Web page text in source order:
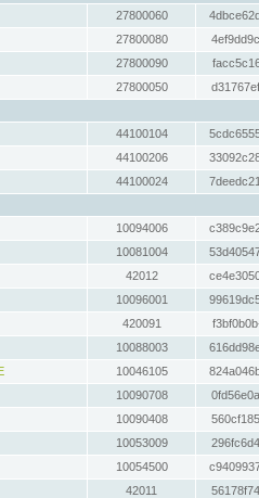
27800060
27800080
27800090
27800050
44100104
44100206
44100024
10094006
10081004
42012
10096001
420091
10088003
10046105
10090708
10090408
10053009
10054500
42011